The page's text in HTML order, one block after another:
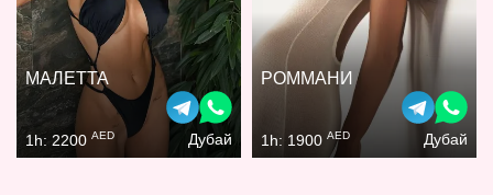
МАЛЕТТА
1h: 2200 AED Дубай
РОММАНИ
1h: 1900 AED Дубай